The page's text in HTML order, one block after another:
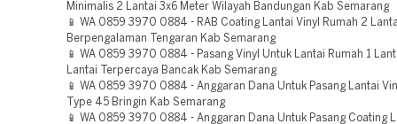
Minimalis 2 Lantai 3x6 Meter Wilayah Bandungan Kab Semarang
📱 WA 0859 3970 0884 - RAB Coating Lantai Vinyl Rumah 2
Berpengalaman Tengaran Kab Semarang
📱 WA 0859 3970 0884 - Pasang Vinyl Untuk Lantai Rumah 1
Lantai Terpercaya Bancak Kab Semarang
📱 WA 0859 3970 0884 - Anggaran Dana Untuk Pasang Lantai
Type 45 Bringin Kab Semarang
📱 WA 0859 3970 0884 - Anggaran Dana Untuk Pasang Coating